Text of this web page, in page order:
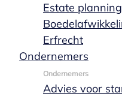
Estate planning
Erfrecht
Ondernemers
Ondernemers
Advies voor